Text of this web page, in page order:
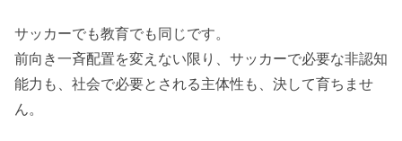
サッカーでも教育でも同じです。
前向き一斉配置を変えない限り、サッカーで必要な非認知
能力も、社会で必要とされる主体性も、決して育ちませ
ん。